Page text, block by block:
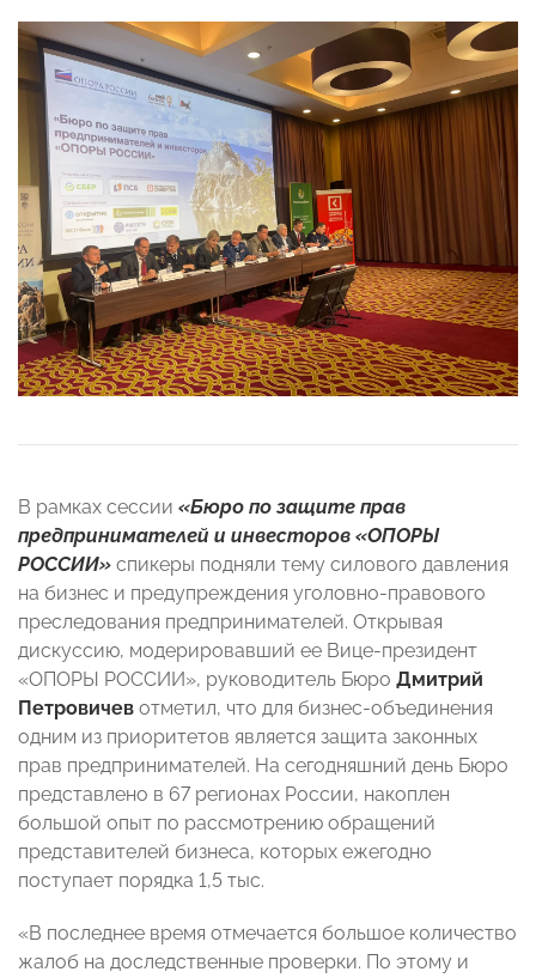
В рамках сессии «Бюро по защите прав
предпринимателей и инвесторов «ОПОРЫ
РОССИИ» спикеры подняли тему силового давления
на бизнес и предупреждения уголовно-правового
преследования предпринимателей. Открывая
дискуссию, модерировавший ее Вице-президент
«ОПОРЫ РОССИИ», руководитель Бюро Дмитрий
Петровичев отметил, что для бизнес-объединения
одним из приоритетов является защита законных
прав предпринимателей. На сегодняшний день Бюро
представлено в 67 регионах России, накоплен
большой опыт по рассмотрению обращений
представителей бизнеса, которых ежегодно
поступает порядка 1,5 тыс.
«В последнее время отмечается большое количество
жалоб на доследственные проверки. По этому и